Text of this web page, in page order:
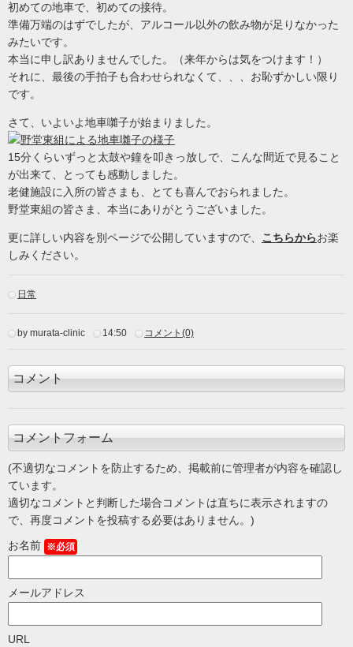
初めての地車で、初めての接待。
準備万端のはずでしたが、アルコール以外の飲み物が足りなかった
みたいです。
本当に申し訳ありませんでした。（来年からは気をつけます！）
それに、最後の手拍子も合わせられなくて、、、お恥ずかしい限り
です。
さて、いよいよ地車囃子が始まりました。
15分くらいずっと太鼓や鐘を叩きっ放しで、こんな間近で見ること
が出来て、とっても感動しました。
老健施設に入所の皆さまも、とても喜んでおられました。
野堂東組の皆さま、本当にありがとうございました。
更に詳しい内容を別ページで公開していますので、 こちらからお楽
しみください。
日常
by murata-clinic 14:50 コメント(0)
コメント
コメントフォーム
(不適切なコメントを防止するため、掲載前に管理者が内容を確認し
ています。
適切なコメントと判断した場合コメントは直ちに表示されますの
で、再度コメントを投稿する必要はありません。)
お名前 ※必須
メールアドレス
URL